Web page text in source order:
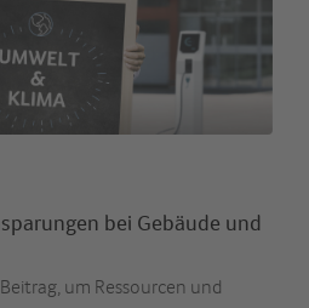
bei Gebäude und
um Ressourcen und